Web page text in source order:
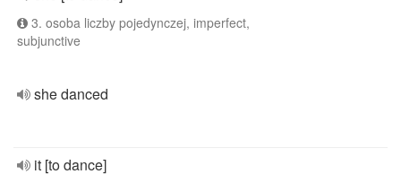
3. osoba liczby pojedynczej, imperfect,
subjunctive
she danced
it [to dance]